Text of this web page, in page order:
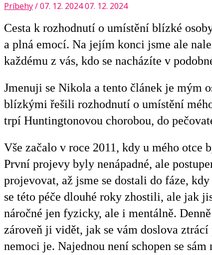
Príbehy/07. 12. 202407. 12. 2024
Cesta k rozhodnutí o umístění blízké
a plná emocí. Na jejím konci jsme ale
každému z vás, kdo se nacházíte v
Jmenuji se Nikola a tento článek je mým
blízkými řešili rozhodnutí o umístění
trpí Huntingtonovou chorobou, do
Vše začalo v roce 2011, kdy u mého otce
První projevy byly nenápadné, ale
projevovat, až jsme se dostali do fáze,
se této péče dlouhé roky zhostili, ale jak
náročné jen fyzicky, ale i mentálně.
zároveň ji vidět, jak se vám doslova
nemoci je. Najednou není schopen se